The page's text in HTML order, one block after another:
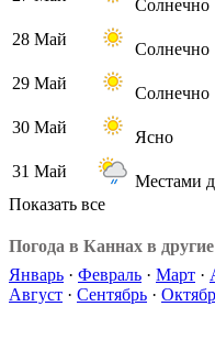
Солнечно
28 Май
Солнечно
29 Май
Солнечно
30 Май
Ясно
31 Май
Местами
Показать все
Погода в Каннах в
Январь · Февраль · Март ·
Август · Сентябрь ·